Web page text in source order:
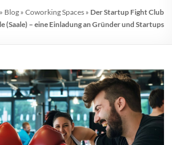
Blog» Coworking Spaces» Der Startup Fight Club
(Saale) – eine Einladung an Gründer und Startups